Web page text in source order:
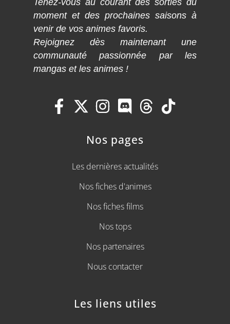
Tenez-vous au courant des sorties du
moment et des prochaines saisons à
venir de vos animes favoris.
Rejoignez dès maintenant une
communauté passionnée par les
mangas et les animes !
Nos pages
Les dernières actualités
Nos fiches d'animes
Nos fiches films
Nos tops
Nos partenaires
Nous contacter
Les liens utiles